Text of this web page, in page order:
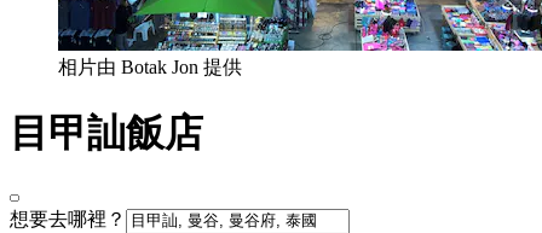
相片由 Botak Jon 提供
目甲訕飯店
想要去哪裡？